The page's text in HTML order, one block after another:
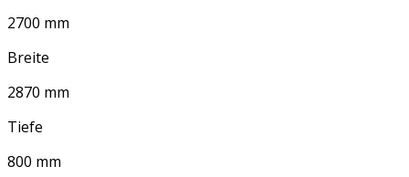
2700 mm
Breite
2870 mm
Tiefe
800 mm